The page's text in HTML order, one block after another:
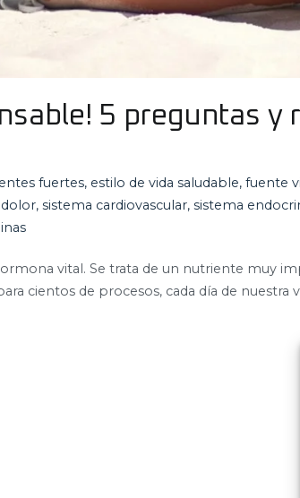
5 preguntas y
fuertes, estilo de vida saludable, fuente
, sistema cardiovascular, sistema
vital. Se trata de un nutriente muy
cientos de procesos, cada día de